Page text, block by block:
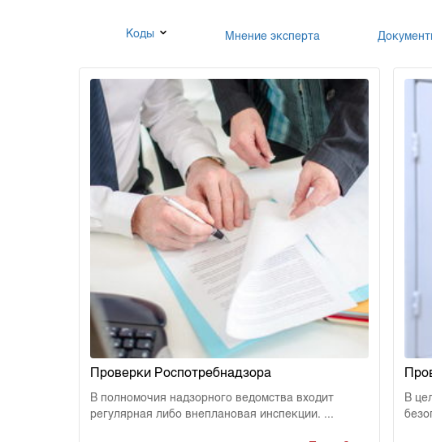
Коды Мнение эксперта
Проверки Роспотребнадзора
В полномочия надзорного ведомства входит
регулярная либо внеплановая инспекции. ...
В